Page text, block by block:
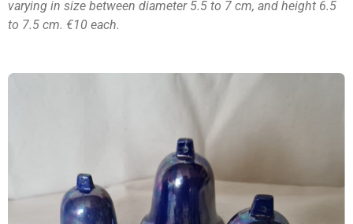
varying in size between diameter 5.5 to 7 cm, and height 6.5
to 7.5 cm. €10 each.